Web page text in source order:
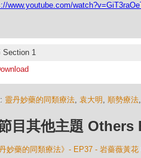
www.youtube.com/
Section 1
靈丹妙藥的同類療法, 袁大明 , 順勢療法,
目其他主題
丹妙藥的同類療法》- EP37 - 岩薔薇黃